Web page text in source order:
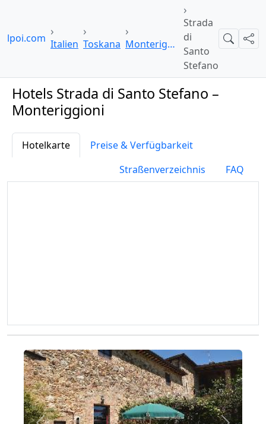
Italien Toskana Monteriggioni
Strada
di
Santo
Stefano
Suche
Hotels Strada di Santo Stefano –
Monteriggioni
Hotelkarte
Preise & Verfügbarkeit
Straßenverzeichnis
FAQ